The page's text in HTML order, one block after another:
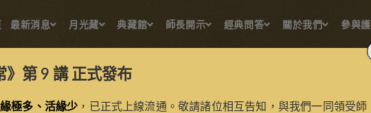
最新消息 月光藏 典藏館 師長開示 經典問答 關於我們 參與
》第 9 講正式發布
極多、活緣少 ，已正式上線流通。敬請諸位相互告知，與我們一同領受師